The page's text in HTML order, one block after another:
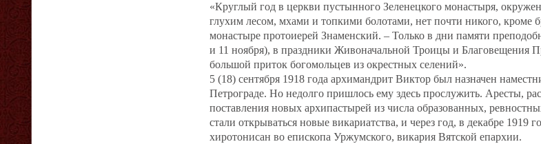
«Круглый год в церкви пустынного Зеленецкого монастыря,
глухим лесом, мхами и топкими болотами, нет почти никого, кроме
монастыре протоиерей Знаменский. – Только в дни памяти
и 11 ноября), в праздники Живоначальной Троицы и Благовещения
большой приток богомольцев из окрестных селений».
5 (18) сентября 1918 года архимандрит Виктор был назначен
Петрограде. Но недолго пришлось ему здесь прослужить. Аресты,
поставления новых архипастырей из числа образованных,
стали открываться новые викариатства, и через год, в декабре 1919
хиротонисан во епископа Уржумского, викария Вятской епархии.